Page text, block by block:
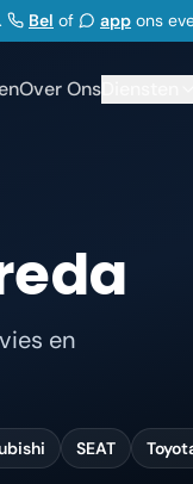
Bel of app ons
Over Ons
en
SEAT